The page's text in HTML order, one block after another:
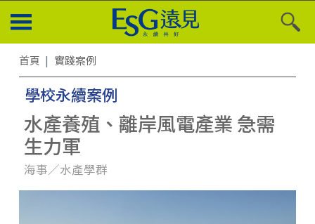
首頁 實踐案例
學校永續案例
水產養殖、離岸風電產業 急需
生力軍
海事／水產學群